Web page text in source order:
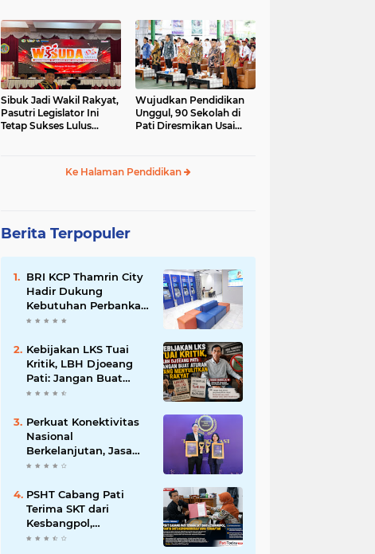
Sibuk Jadi Wakil Rakyat,
Pasutri Legislator Ini
Tetap Sukses Lulus
Wujudkan Pendidikan
Unggul, 90 Sekolah di
Pati Diresmikan Usai
Ke Halaman Pendidikan
Berita Terpopuler
BRI KCP Thamrin City
Hadir Dukung
Kebutuhan Perbankan
Tenant, Pengelola, dan
Perdagangan Jakarta
Pusat
Kebijakan LKS Tuai
Kritik, LBH Djoeang
Pati: Jangan Buat
Aturan yang
Perkuat Konektivitas
Nasional
Berkelanjutan, Jasa
Marga Raih
Award 2026
PSHT Cabang Pati
Terima SKT dari
Kesbangpol,
Ditegaskan Hanya